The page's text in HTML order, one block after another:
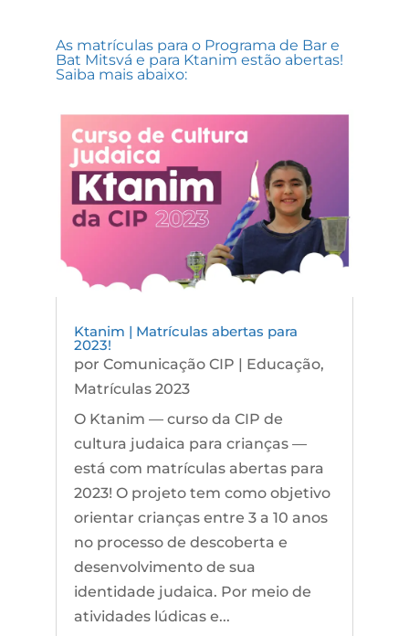
As matrículas para o Programa de Bar e
Bat Mitsvá e para Ktanim estão abertas!
Saiba mais abaixo:
Ktanim | Matrículas abertas para
2023!
por Comunicação CIP | Educação,
Matrículas 2023
O Ktanim — curso da CIP de
cultura judaica para crianças —
está com matrículas abertas para
2023! O projeto tem como objetivo
orientar crianças entre 3 a 10 anos
no processo de descoberta e
desenvolvimento de sua
identidade judaica. Por meio de
atividades lúdicas e...